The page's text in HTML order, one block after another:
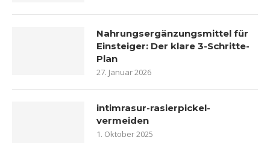
Nahrungsergänzungsmittel für
Einsteiger: Der klare 3-Schritte-
Plan
27. Januar 2026
intimrasur-rasierpickel-
vermeiden
1. Oktober 2025